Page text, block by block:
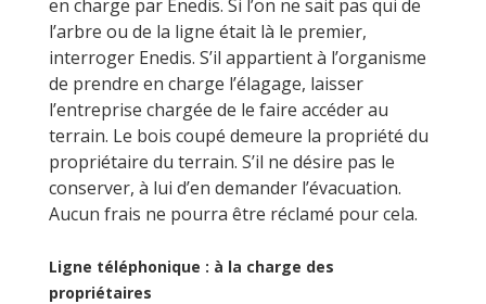
en charge par Enedis. Si l’on ne sait pas qui de
l’arbre ou de la ligne était là le premier,
interroger Enedis. S’il appartient à l’organisme
de prendre en charge l’élagage, laisser
l’entreprise chargée de le faire accéder au
terrain. Le bois coupé demeure la propriété du
propriétaire du terrain. S’il ne désire pas le
conserver, à lui d’en demander l’évacuation.
Aucun frais ne pourra être réclamé pour cela.
Ligne téléphonique : à la charge des
propriétaires